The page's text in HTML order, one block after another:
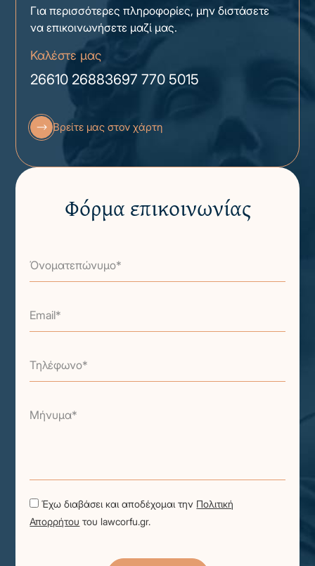
Για περισσότερες πληροφορίες, μην διστάσετε
να επικοινωνήσετε μαζί μας.
Καλέστε μας
26610 26883697 770 5015
Βρείτε μας στον χάρτη
Φόρμα επικοινωνίας
Όνοματεπώνυμο*
Email*
Τηλέφωνο*
Μήνυμα*
Έχω διαβάσει και αποδέχομαι την Πολιτική
Απορρήτου του lawcorfu.gr.